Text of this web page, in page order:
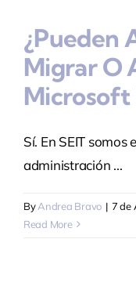
¿Pueden
Migrar O
Microsoft
Sí. En SEIT somos
administración ...
ByAndrea Bravo | 7 de
Read More